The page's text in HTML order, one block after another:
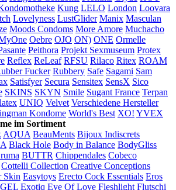
Kung LELO London Loovara
Lovelyness LustGlider Manix Masculan
Moods Condoms More Amore Muchacho
Oebre OJO ON) ONE Ormelle
Peithora Projekt Sexmuseum Protex
Reflex ReLeaf RFSU Rilaco Ritex ROAM
Fucker Rubbery Safe Sagami Sam
Satisfyer Secura Sensitex SensX Sico
SKINS SKYN Smile Sugant France Terpan
UNIQ Velvet Verschiedene Hersteller
Kondome World's Best XO! YVEX
im Sortiment
AQUA BeauMents Bijoux Indiscrets
Black Hole Body in Balance BodyGliss
BUTTR Chippendales Cobeco
Cottelli Collection Creative Conceptions
Skin Easytoys Erecto Cock Essentials Eros
Exotiq Eye Of Love Fleshlight Flutschi